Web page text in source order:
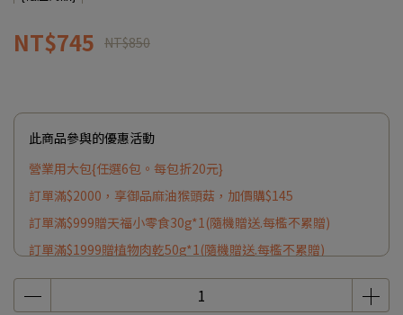
NT$745 NT$850
此商品參與的優惠活動
營業用大包{任選6包。每包折20元}
訂單滿$2000，享御品麻油猴頭菇，加價購$145
訂單滿$999贈天福小零食30g*1(隨機贈送.每檻不累贈)
訂單滿$1999贈植物肉乾50g*1(隨機贈送.每檻不累贈)